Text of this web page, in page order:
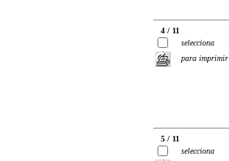
4 / 11
selecciona
para imprimir
5 / 11
selecciona